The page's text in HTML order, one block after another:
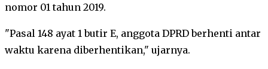
nomor 01 tahun 2019.
"Pasal 148 ayat 1 butir E, anggota DPRD berhenti antar
waktu karena diberhentikan," ujarnya.